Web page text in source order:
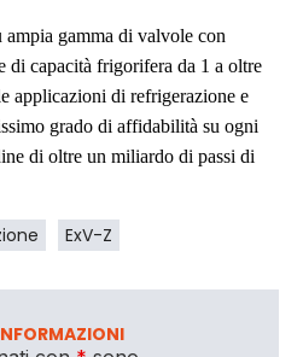
gamma di valvole con
di capacità frigorifera da 1 a oltre
applicazioni di refrigerazione e
grado di affidabilità su ogni
di oltre un miliardo di passi di
ExV-Z